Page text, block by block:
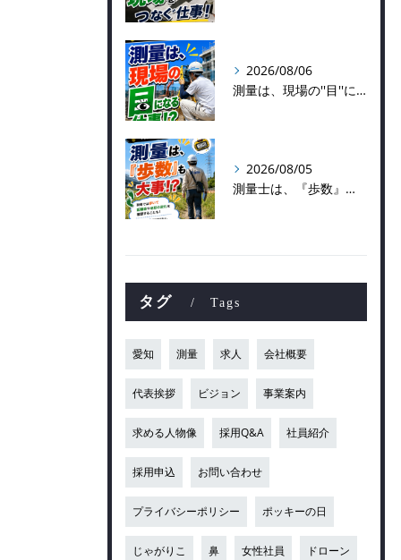
2026/08/06
測量は、現場の''目''になる仕事！？
2026/08/05
測量士は、『歩数』も大事！？
タグ Tags
愛知 測量 求人 会社概要
代表挨拶 ビジョン 事業案内
求める人物像 採用Q&A 社員紹介
採用申込 お問い合わせ
プライバシーポリシー ポッキーの日
じゃがりこ 鼻 女性社員 ドローン